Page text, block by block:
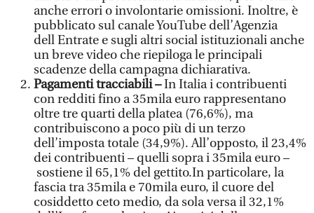
anche errori o involontarie omissioni. Inoltre, è
pubblicato sul canale YouTube dell’Agenzia
dell Entrate e sugli altri social istituzionali anche
un breve video che riepiloga le principali
scadenze della campagna dichiarativa.
Pagamenti tracciabili –In Italia i contribuenti
con redditi fino a 35mila euro rappresentano
oltre tre quarti della platea (76,6%), ma
contribuiscono a poco più di un terzo
dell’imposta totale (34,9%). All’opposto, il 23,4%
dei contribuenti – quelli sopra i 35mila euro –
sostiene il 65,1% del gettito.In particolare, la
fascia tra 35mila e 70mila euro, il cuore del
cosiddetto ceto medio, da sola versa il 32,1%